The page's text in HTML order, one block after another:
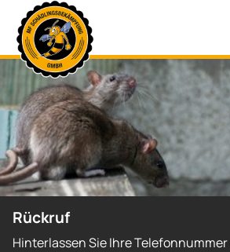
Zum Hauptinhalt springen
Rückruf
Hinterlassen Sie Ihre